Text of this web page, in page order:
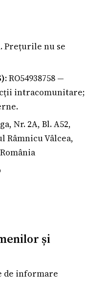
Prețurile nu se
RO54938758 —
intracomunitare;
Nr. 2A, Bl. A52,
Râmnicu Vâlcea,
și
de informare